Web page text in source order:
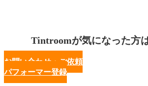
Tintroomが気になった方
お問い合わせ・ご依頼
パフォーマー登録